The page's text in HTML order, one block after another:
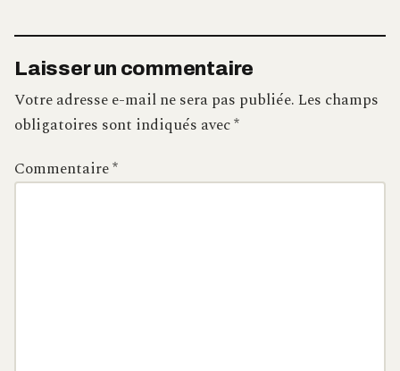
Laisser un commentaire
Votre adresse e-mail ne sera pas publiée.Les champs
obligatoires sont indiqués avec*
Commentaire*